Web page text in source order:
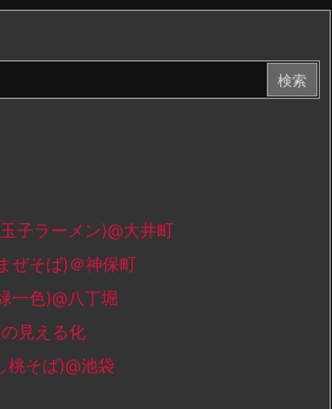
子ラーメン)@大井町
ぜそば)＠神保町
一色)@八丁堀
見える化
桃そば)@池袋